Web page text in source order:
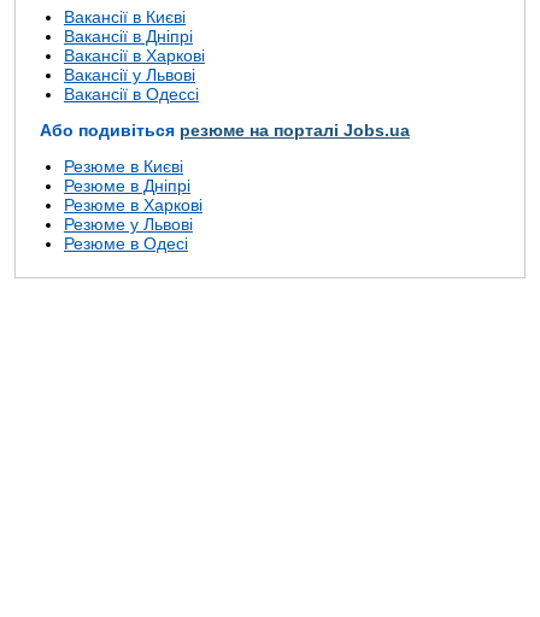
Вакансії в Києві
Вакансії в Дніпрі
Вакансії в Харкові
Вакансії у Львові
Вакансії в Одессі
Або подивіться резюме на порталі Jobs.ua
Резюме в Києві
Резюме в Дніпрі
Резюме в Харкові
Резюме у Львові
Резюме в Одесі